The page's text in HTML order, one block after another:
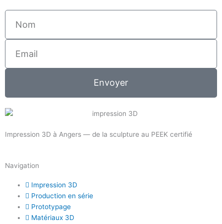
Envoyer
Impression 3D à Angers — de la sculpture au PEEK certifié
Navigation
Impression 3D
Production en série
Prototypage
Matériaux 3D